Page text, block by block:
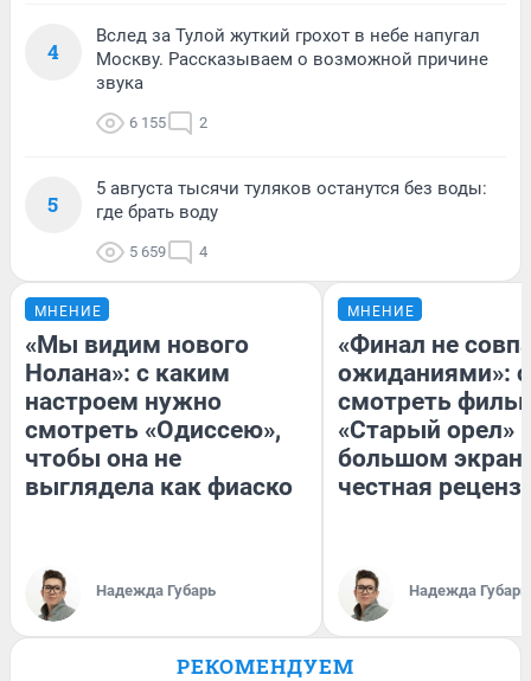
4
Вслед за Тулой жуткий грохот в небе напугал
Москву. Рассказываем о возможной причине
звука
6 155 2
5
5 августа тысячи туляков останутся без воды:
где брать воду
5 659 4
МНЕНИЕ
«Мы видим нового
Нолана»: с каким
настроем нужно
смотреть «Одиссею»,
чтобы она не
выглядела как фиаско
Надежда Губарь
МНЕНИЕ
«Финал не
ожиданиями»:
смотреть
«Старый орел»
большом
честная
Надежда Губарь
РЕКОМЕНДУЕМ